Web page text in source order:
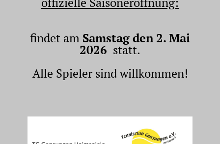
findet am Samstag den 2. Mai
2026 statt.
Alle Spieler sind willkommen!